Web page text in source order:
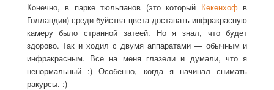
Конечно, в парке тюльпанов (это который Кекенхофв
Голландии) среди буйства цвета доставать инфракрасную
камеру было странной затеей. Но я знал, что будет
здорово. Так и ходил с двумя аппаратами — обычным и
инфракрасным. Все на меня глазели и думали, что я
ненормальный :) Особенно, когда я начинал снимать
ракурсы. :)